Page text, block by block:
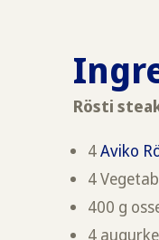
Rösti
4Aviko
4
400 g
4